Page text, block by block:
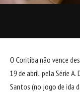
O Coritiba não vence
19 de abril, pela Série
Santos (no jogo de ida